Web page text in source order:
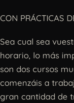
CON PRÁCTICAS
Sea cual sea
horario, lo más
son dos cursos
comenzáis a
gran cantidad de